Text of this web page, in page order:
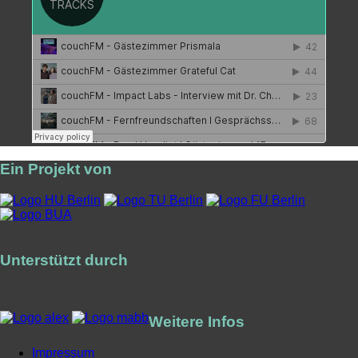
Ein Projekt von
Unterstützt durch
Weitere Infos
Impressum